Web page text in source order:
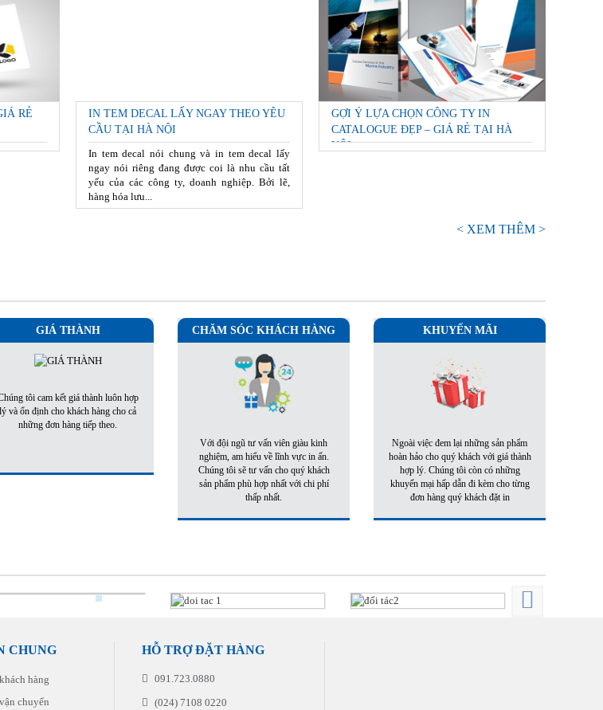
RẺ
IN TEM DECAL LẤY NGAY THEO YÊU
CẦU TẠI HÀ NỘI
In tem decal nói chung và in tem decal lấy
ngay nói riêng đang được coi là nhu cầu tất
yếu của các công ty, doanh nghiệp. Bởi lẽ,
hàng hóa lưu...
GỢI Ý LỰA CHỌN CÔNG TY IN
CATALOGUE ĐẸP – GIÁ RẺ TẠI HÀ
NỘI
< XEM THÊM >
GIÁ THÀNH
tôi cam kết giá thành luôn hợp
lý và ổn định cho khách hàng cho cả
những đơn hàng tiếp theo.
CHĂM SÓC KHÁCH HÀNG
Với đội ngũ tư vấn viên giàu kinh
nghiệm, am hiểu về lĩnh vực in ấn.
Chúng tôi sẽ tư vấn cho quý khách
sản phẩm phù hợp nhất với chi phí
thấp nhất.
KHUYẾN MÃI
Ngoài việc đem lại những sản phẩm
hoàn hảo cho quý khách với giá thành
hợp lý. Chúng tôi còn có những
khuyến mại hấp dẫn đi kèm cho từng
đơn hàng quý khách đặt in
CHUNG
hàng
chuyển
HỖ TRỢ ĐẶT HÀNG
091.723.0880
(024) 7108 0220